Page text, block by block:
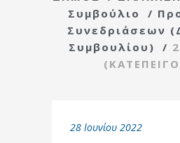
Συμβούλιο
/
Συνεδριάσεων
Συμβουλίου)
/
28 Ιουνίου 2022